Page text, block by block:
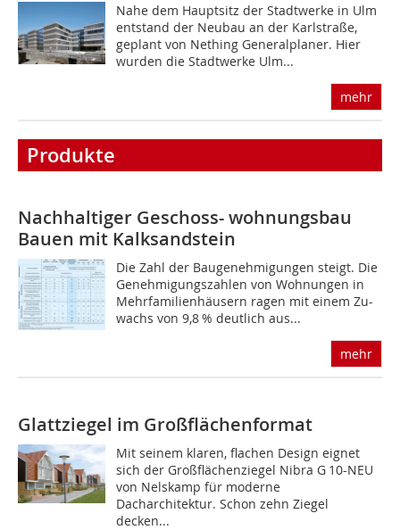
Nahe dem Hauptsitz der Stadtwerke in Ulm
entstand der Neubau an der Karlstraße,
geplant von Nething Generalplaner. Hier
wurden die Stadtwerke Ulm...
mehr
Produkte
Nachhaltiger Geschoss- wohnungsbau
Bauen mit Kalksandstein
Die Zahl der Baugenehmigungen steigt. Die
Geneh­migungszahlen von Wohnungen in
Mehr­familienhäusern ragen mit einem Zu-
wachs von 9,8 % deutlich aus...
mehr
Glattziegel im Großflächenformat
Mit seinem klaren, flachen Design eignet
sich der Großflächenziegel Nibra G 10-NEU
von Nelskamp für moderne
Dacharchitektur. Schon zehn Ziegel
decken...